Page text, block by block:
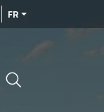
FR